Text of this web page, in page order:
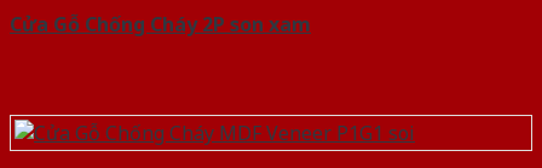
Cửa Gỗ Chống Cháy 2P son xam